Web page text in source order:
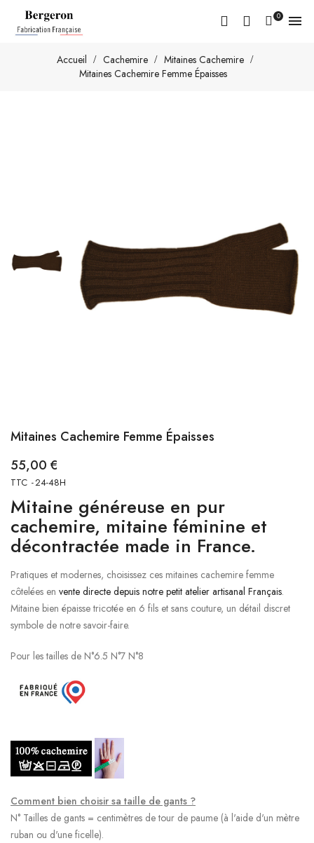
0 
Accueil Cachemire
Mitaines Cachemire
Mitaines Cachemire Femme Épaisses
Mitaines Cachemire Femme Épaisses
55,00 €
TTC 24-48H
Mitaine généreuse en pur
cachemire, mitaine féminine et
décontractée made in France.
Pratiques et modernes, choisissez ces mitaines cachemire femme
côtelées en vente directe depuis notre petit atelier artisanal Français.
Mitaine bien épaisse tricotée en 6 fils et sans couture, un détail discret
symbole de notre savoir-faire.
Pour les tailles de N°6.5 N°7 N°8
Comment bien choisir sa taille de gants ?
N° Tailles de gants = centimètres de tour de paume (à l'aide d'un mètre
ruban ou d'une ficelle).